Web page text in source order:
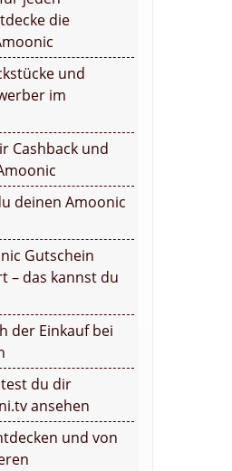
die
und
im
Cashback und
deinen Amoonic
Gutschein
– das kannst du
der Einkauf bei
du dir
ansehen
und von